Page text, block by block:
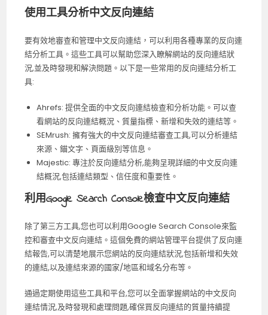
使用工具分析中文反向連結
要有效地審查和管理中文反向連結，可以利用各種專業的反向連
結分析工具。這些工具可以幫助您深入瞭解網站的反向連結狀
況,並及時發現和解決問題。以下是一些常用的反向連結分析工
具:
Ahrefs: 提供全面的中文反向連結檢查和分析功能。可以查
看網站的反向連結概況、質量指標、新增和失效的連結等。
SEMrush: 擁有強大的中文反向連結審查工具,可以分析連結
來源、錨文字、頁面級別等信息。
Majestic: 專注於反向連結分析,能夠呈現詳細的中文反向連
結概況,包括連結類型、信任度和重要性。
利用Google Search Console檢查中文反向連結
除了第三方工具,您也可以利用Google Search Console來監
控和審查中文反向連結。這個免費的網站管理平台提供了反向連
結報告,可以清楚地展示您網站的反向連結狀況,包括新增和失效
的連結,以及連結來源的國家/地區和域名分布等。
通過定期使用這些工具和平台,您可以全面掌握網站的中文反向
連結情況,及時發現和處理問題,確保買反向連結的質量持續提